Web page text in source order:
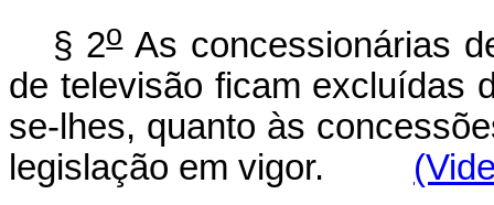
§ 2oAs concessionárias
de televisão ficam excluídas
se-lhes, quanto às
legislação em vigor.